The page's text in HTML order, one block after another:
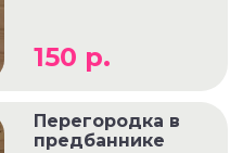
Перегородка в
предбаннике
150 р.